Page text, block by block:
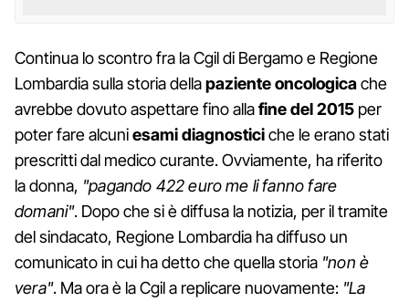
Continua lo scontro fra la Cgil di Bergamo e Regione
Lombardia sulla storia dellapaziente oncologicache
avrebbe dovuto aspettare fino allafine del 2015 per
poter fare alcuniesami diagnosticiche le erano stati
prescritti dal medico curante. Ovviamente, ha riferito
la donna, "pagando 422 euro me li fanno fare
domani". Dopo che si è diffusa la notizia, per il tramite
del sindacato, Regione Lombardia ha diffuso un
comunicato in cui ha detto che quella storia "non è
vera". Ma ora è la Cgil a replicare nuovamente: "La